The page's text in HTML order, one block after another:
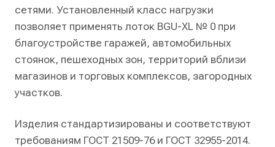
сетями. Установленный класс нагрузки
позволяет применять лоток BGU-XL № 0 при
благоустройстве гаражей, автомобильных
стоянок, пешеходных зон, территорий вблизи
магазинов и торговых комплексов, загородных
участков.
Изделия стандартизированы и соответствуют
требованиям ГОСТ 21509-76 и ГОСТ 32955-2014.